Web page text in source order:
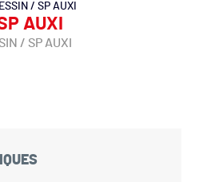
/ SP AUXI
AUXI
/ SP AUXI